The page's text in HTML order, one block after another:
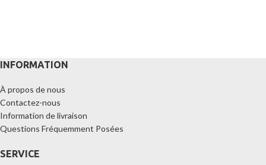
INFORMATION
À propos de nous
Contactez-nous
Information de livraison
Questions Fréquemment Posées
SERVICE